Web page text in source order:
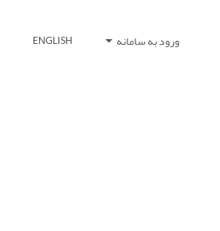
ورود به سامانه ENGLISH